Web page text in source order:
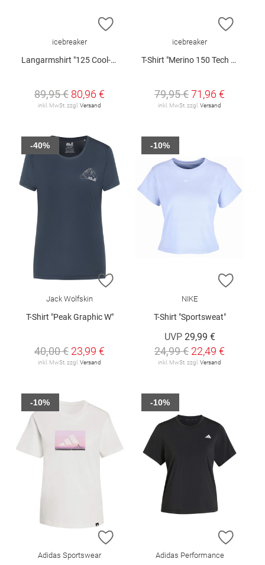
ZUR WUNSCHLISTE HINZUFÜGEN
icebreaker
Langarmshirt "125 Cool-Light™ Sphere"
89,95 € 80,96 €
inkl. MwSt. zzgl. Versand
ZUR
icebreaker
T-Shirt "Merino 150 Tech Lite III W"
79,95 €71,96 €
inkl. MwSt. zzgl. Versand
ZUR WUNSCHLISTE HINZUFÜGEN
Jack Wolfskin
T-Shirt "Peak Graphic W"
40,00 € 23,99 €
inkl. MwSt. zzgl. Versand
-40%
ZUR
NIKE
T-Shirt "Sportsweat"
UVP 29,99 €
24,99 € 22,49 €
inkl. MwSt. zzgl. Versand
-10%
ZUR WUNSCHLISTE HINZUFÜGEN
Adidas Sportswear
-10%
ZUR
Adidas Performance
-10%